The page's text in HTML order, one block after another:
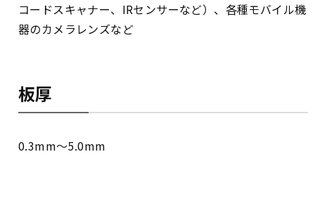
コードスキャナー、IRセンサーなど）、各種モバイル機
器のカメラレンズなど
板厚
0.3mm～5.0mm